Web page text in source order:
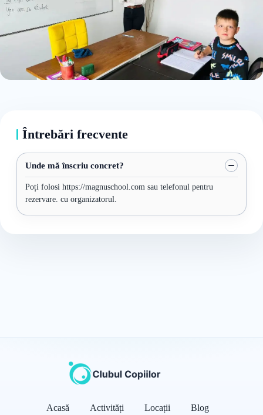
Întrebări frecvente
Unde mă înscriu concret?
Poți folosi https://magnuschool.com sau telefonul pentru
rezervare. cu organizatorul.
Acasă Activități Locații Blog